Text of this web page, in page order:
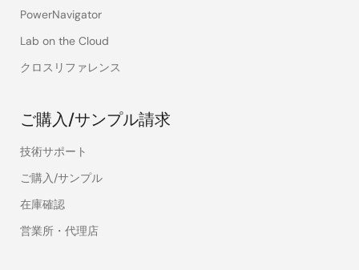
PowerNavigator
Lab on the Cloud
クロスリファレンス
ご購入/サンプル請求
技術サポート
ご購入/サンプル
在庫確認
営業所・代理店